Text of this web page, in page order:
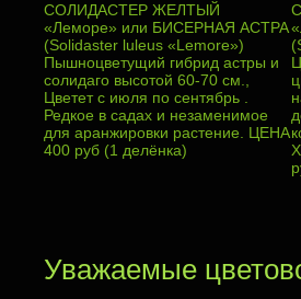
СОЛИДАСТЕР ЖЕЛТЫЙ
«Леморе» или БИСЕРНАЯ АСТРА
(Solidaster luleus «Lemore»)
Пышноцветущий гибрид астры и
солидаго высотой 60-70 cм.,
Цветет с июля по сентябрь .
Редкое в садах и незаменимое
для аранжировки растение. ЦЕНА
400 руб (1 делёнка)
Уважаемые